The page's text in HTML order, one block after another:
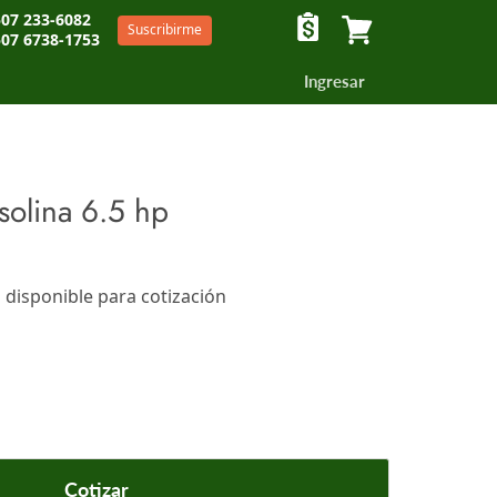
233-6082
6738-1753
Suscribirme
Ingresar
6.5 hp
para cotización
Cotizar